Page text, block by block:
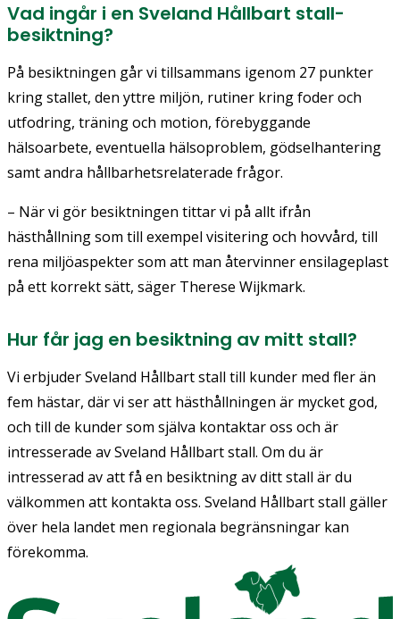
Vad ingår i en Sveland Hållbart stall-
besiktning?
På besiktningen går vi tillsammans igenom 27 punkter
kring stallet, den yttre miljön, rutiner kring foder och
utfodring, träning och motion, förebyggande
hälsoarbete, eventuella hälsoproblem, gödselhantering
samt andra hållbarhetsrelaterade frågor.
– När vi gör besiktningen tittar vi på allt ifrån
hästhållning som till exempel visitering och hovvård, till
rena miljöaspekter som att man återvinner ensilageplast
på ett korrekt sätt, säger Therese Wijkmark.
Hur får jag en besiktning av mitt stall?
Vi erbjuder Sveland Hållbart stall till kunder med fler än
fem hästar, där vi ser att hästhållningen är mycket god,
och till de kunder som själva kontaktar oss och är
intresserade av Sveland Hållbart stall. Om du är
intresserad av att få en besiktning av ditt stall är du
välkommen att kontakta oss. Sveland Hållbart stall gäller
över hela landet men regionala begränsningar kan
förekomma.